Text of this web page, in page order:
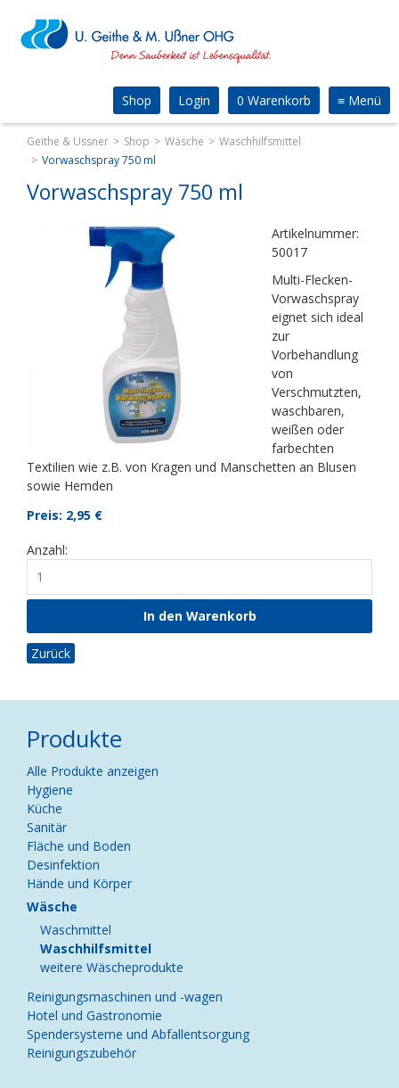
≡ Menü
0 Warenkorb
Login
Shop
Geithe & Ussner Shop Wäsche
Waschhilfsmittel
Vorwaschspray 750 ml
Vorwaschspray 750 ml
Artikelnummer:
50017
Multi-Flecken-
Vorwaschspray
eignet sich ideal
zur
Vorbehandlung
von
Verschmutzten,
waschbaren,
weißen oder
farbechten
Textilien wie z.B. von Kragen und Manschetten an Blusen
sowie Hemden
Preis: 2,95 €
Anzahl:
Zurück
Produkte
Navigation
überspringen
Alle Produkte anzeigen
Hygiene
Küche
Sanitär
Fläche und Boden
Desinfektion
Hände und Körper
Wäsche
Waschmittel
Waschhilfsmittel
weitere Wäscheprodukte
Reinigungsmaschinen und -wagen
Hotel und Gastronomie
Spendersysteme und Abfallentsorgung
Reinigungszubehör